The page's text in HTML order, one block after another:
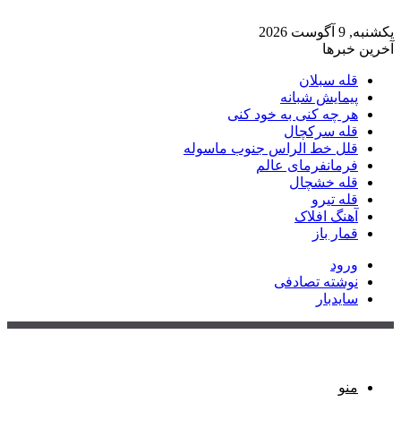
یکشنبه, 9 آگوست 2026
آخرین خبرها
قله سبلان
پیمایش شبانه
هر چه کنی به خود کنی
قله سرکچال
قلل خط الراس جنوب ماسوله
فرمانفرمای عالم
قله خشچال
قله تیرو
آهنگ افلاک
قمار باز
ورود
نوشته تصادفی
سایدبار
منو